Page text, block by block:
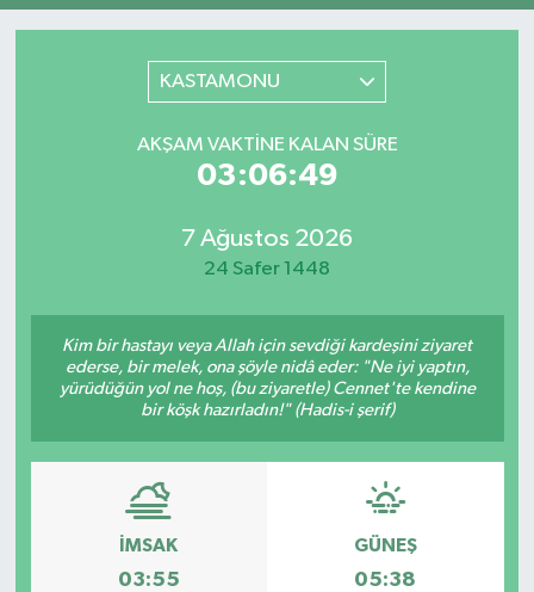
KASTAMONU
AKŞAM VAKTINE KALAN SÜRE
03:06:49
7 Ağustos 2026
24 Safer 1448
Kim bir hastayı veya Allah için sevdiği kardeşini ziyaret
ederse, bir melek, ona şöyle nidâ eder: "Ne iyi yaptın,
yürüdüğün yol ne hoş, (bu ziyaretle) Cennet'te kendine
bir köşk hazırladın!" (Hadis-i şerif)
İMSAK
03:55
GÜNEŞ
05:38
Politika
Sağlık
Dünya
Magazin
Gündem
Tüm Manşetler
Son Dakika Haberleri
Haber Arşivi